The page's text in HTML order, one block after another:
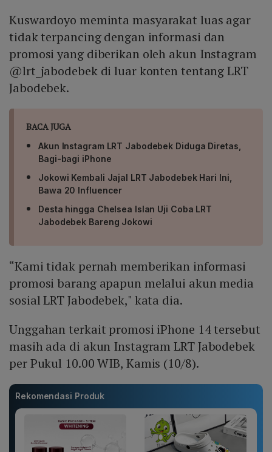
Kuswardoyo meminta masyarakat luas agar
tidak terpancing dengan informasi dan
promosi yang diberikan oleh akun Instagram
@lrt_jabodebek di luar konten tentang LRT
Jabodebek.
BACA JUGA
Akun Instagram LRT Jabodebek Diduga Diretas,
Bagi-bagi iPhone
Jokowi Kembali Jajal LRT Jabodebek Hari Ini,
Bawa 20 Influencer
Desta hingga Chelsea Islan Uji Coba LRT
Jabodebek Bareng Jokowi
“Kami tidak pernah memberikan informasi
promosi barang apapun melalui akun media
sosial LRT Jabodebek," kata dia.
Unggahan terkait promosi iPhone 14 tersebut
masih ada di akun Instagram LRT Jabodebek
per Pukul 10.00 WIB, Kamis (10/8).
Rekomendasi Produk